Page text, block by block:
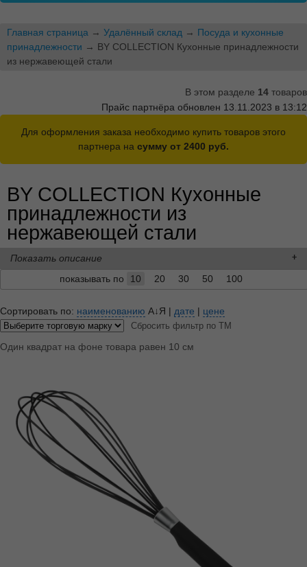
Главная страница → Удалённый склад → Посуда и кухонные
принадлежности → BY COLLECTION Кухонные принадлежности
из нержавеющей стали
В этом разделе 14 товаров
Прайс партнёра обновлен 13.11.2023 в 13:12
Для оформления заказа необходимо купить товаров этого
партнера на сумму от 2400 руб.
BY COLLECTION Кухонные
принадлежности из
нержавеющей стали
Показать описание
показывать по
10 20 30 50 100
Сортировать по: наименованию А↓Я | дате | цене
Сбросить фильтр по ТМ
Один квадрат на фоне товара равен 10 см